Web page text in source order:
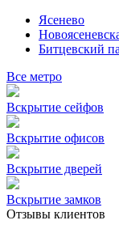
Ясенево
Битцевский
Все метро
Вскрытие сейфов
Вскрытие офисов
Вскрытие дверей
Вскрытие замков
Отзывы клиентов